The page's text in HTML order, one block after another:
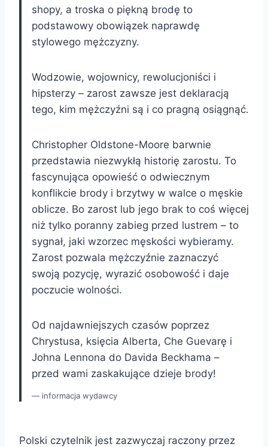
shopy, a troska o piękną brodę to
podstawowy obowiązek naprawdę
stylowego mężczyzny.
Wodzowie, wojownicy, rewolucjoniści i
hipsterzy – zarost zawsze jest deklaracją
tego, kim mężczyźni są i co pragną osiągnąć.
Christopher Oldstone-Moore barwnie
przedstawia niezwykłą historię zarostu. To
fascynująca opowieść o odwiecznym
konflikcie brody i brzytwy w walce o męskie
oblicze. Bo zarost lub jego brak to coś więcej
niż tylko poranny zabieg przed lustrem – to
sygnał, jaki wzorzec męskości wybieramy.
Zarost pozwala mężczyźnie zaznaczyć
swoją pozycję, wyrazić osobowość i daje
poczucie wolności.
Od najdawniejszych czasów poprzez
Chrystusa, księcia Alberta, Che Guevarę i
Johna Lennona do Davida Beckhama –
przed wami zaskakujące dzieje brody!
informacja wydawcy
Polski czytelnik jest zazwyczaj raczony przez